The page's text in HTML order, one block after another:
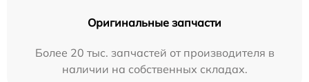
Оригинальные запчасти
Более 20 тыс. запчастей от производителя в
наличии на собственных складах.